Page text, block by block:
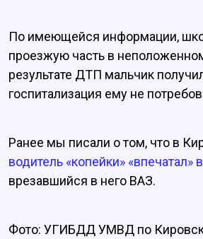
По имеющейся информации,
проезжую часть в
результате ДТП мальчик
госпитализация ему не
Ранее мы писали о том, что в
водитель «копейки» «впечатал»
врезавшийся в него ВАЗ.
Фото: УГИБДД УМВД по